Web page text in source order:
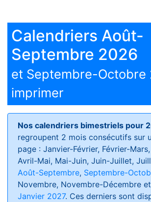
Calendriers Août-
Septembre 2026
et Septembre-Octobre
imprimer
Nos calendriers bimestriels pour
regroupent 2 mois consécutifs sur
page : Janvier-Février, Février-
Avril-Mai, Mai-Juin, Juin-Juillet,
Août-Septembre, Septembre-
Novembre, Novembre-Décembre et
Janvier 2027. Ces derniers sont